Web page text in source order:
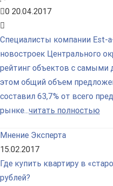
0 20.04.2017
Специалисты компании Est-
новостроек Центрального
рейтинг объектов с
этом общий объем
составил 63,7% от всего
рынке...читать полностью
Мнение Эксперта
15.02.2017
Где купить квартиру в
рублей?